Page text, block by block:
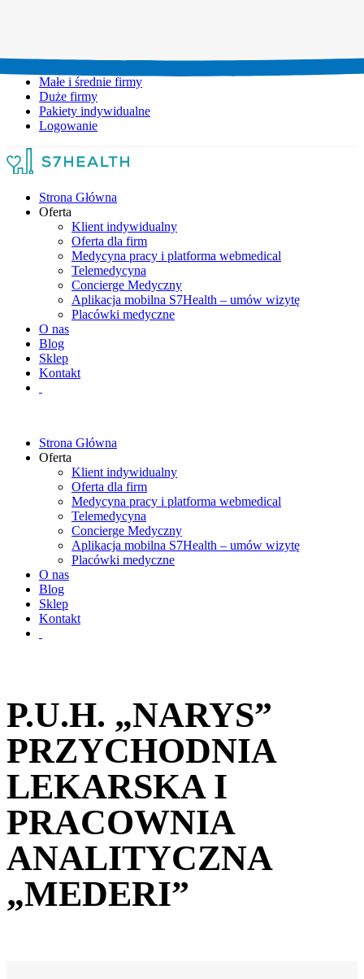
Małe i średnie firmy
Duże firmy
Pakiety indywidualne
Logowanie
Strona Główna
Oferta
Klient indywidualny
Oferta dla firm
Medycyna pracy i platforma webmedical
Telemedycyna
Concierge Medyczny
Aplikacja mobilna S7Health – umów wizytę
Placówki medyczne
O nas
Blog
Sklep
Kontakt
Strona Główna
Oferta
Klient indywidualny
Oferta dla firm
Medycyna pracy i platforma webmedical
Telemedycyna
Concierge Medyczny
Aplikacja mobilna S7Health – umów wizytę
Placówki medyczne
O nas
Blog
Sklep
Kontakt
P.U.H. „NARYS”
PRZYCHODNIA
LEKARSKA I
PRACOWNIA
ANALITYCZNA
„MEDERI”